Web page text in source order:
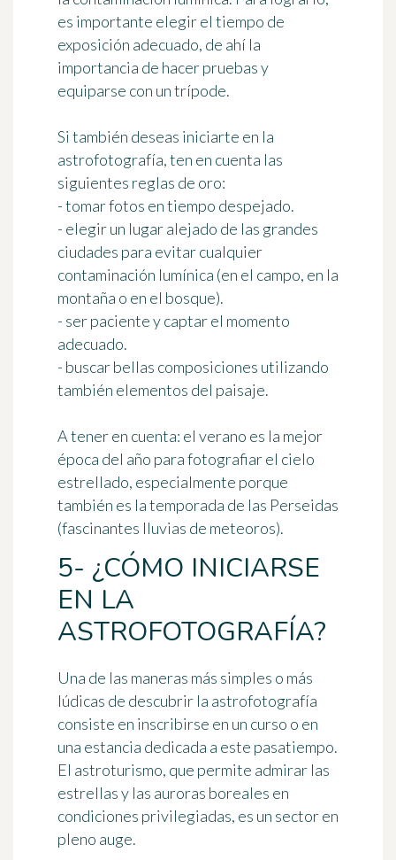
es importante elegir el tiempo de
exposición adecuado, de ahí la
importancia de hacer pruebas y
equiparse con un trípode.
Si también deseas iniciarte en la
astrofotografía, ten en cuenta las
siguientes reglas de oro:
- tomar fotos en tiempo despejado.
- elegir un lugar alejado de las grandes
ciudades para evitar cualquier
contaminación lumínica (en el campo, en la
montaña o en el bosque).
- ser paciente y captar el momento
adecuado.
- buscar bellas composiciones utilizando
también elementos del paisaje.
A tener en cuenta: el verano es la mejor
época del año para fotografiar el cielo
estrellado, especialmente porque
también es la temporada de las Perseidas
(fascinantes lluvias de meteoros).
5- ¿CÓMO INICIARSE
EN LA
ASTROFOTOGRAFÍA?
Una de las maneras más simples o más
lúdicas de descubrir la astrofotografía
consiste en inscribirse en un curso o en
una estancia dedicada a este pasatiempo.
El astroturismo, que permite admirar las
estrellas y las auroras boreales en
condiciones privilegiadas, es un sector en
pleno auge.